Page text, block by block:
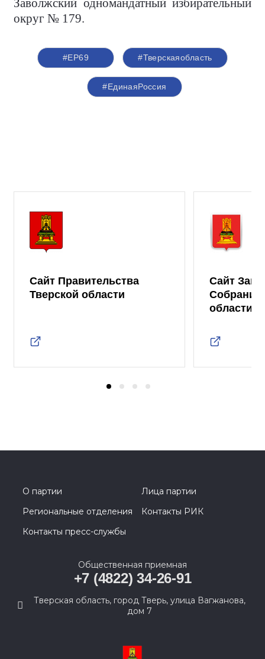
Заволжский одномандатный избирательный
округ № 179.
#ЕР69 #Тверскаяобласть
#ЕдинаяРоссия
Сайт Правительства
Тверской области
Сайт
Собрания
области
О партии
Лица партии
Региональные отделения
Контакты РИК
Контакты пресс-службы
Общественная приемная
+7 (4822) 34-26-91
Тверская область, город Тверь, улица Вагжанова,
дом 7